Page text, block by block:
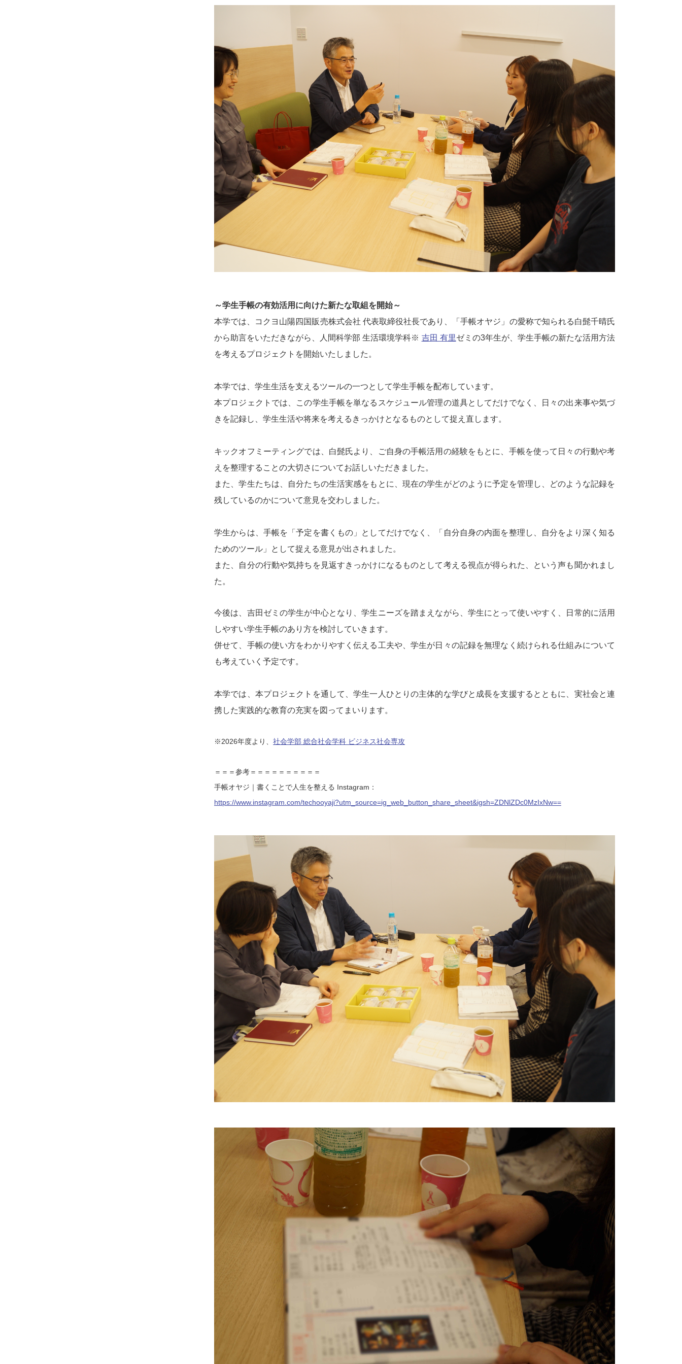
～学生手帳の有効活用に向けた新たな取組を開始～
本学では、コクヨ山陽四国販売株式会社 代表取締役社長であり、「手帳オヤジ」の愛称で知られる白髭千晴氏
から助言をいただきながら、人間科学部 生活環境学科※ 吉田 有里ゼミの3年生が、学生手帳の新たな活用方法
を考えるプロジェクトを開始いたしました。
本学では、学生生活を支えるツールの一つとして学生手帳を配布しています。
本プロジェクトでは、この学生手帳を単なるスケジュール管理の道具としてだけでなく、日々の出来事や気づ
きを記録し、学生生活や将来を考えるきっかけとなるものとして捉え直します。
キックオフミーティングでは、白髭氏より、ご自身の手帳活用の経験をもとに、手帳を使って日々の行動や考
えを整理することの大切さについてお話しいただきました。
また、学生たちは、自分たちの生活実感をもとに、現在の学生がどのように予定を管理し、どのような記録を
残しているのかについて意見を交わしました。
学生からは、手帳を「予定を書くもの」としてだけでなく、「自分自身の内面を整理し、自分をより深く知る
ためのツール」として捉える意見が出されました。
また、自分の行動や気持ちを見返すきっかけになるものとして考える視点が得られた、という声も聞かれまし
た。
今後は、吉田ゼミの学生が中心となり、学生ニーズを踏まえながら、学生にとって使いやすく、日常的に活用
しやすい学生手帳のあり方を検討していきます。
併せて、手帳の使い方をわかりやすく伝える工夫や、学生が日々の記録を無理なく続けられる仕組みについて
も考えていく予定です。
本学では、本プロジェクトを通して、学生一人ひとりの主体的な学びと成長を支援するとともに、実社会と連
携した実践的な教育の充実を図ってまいります。
※2026年度より、 社会学部 総合社会学科 ビジネス社会専攻
＝＝＝参考＝＝＝＝＝＝＝＝＝＝
手帳オヤジ｜書くことで人生を整える Instagram：
https://www.instagram.com/techooyaji?utm_source=ig_web_button_share_sheet&igsh=ZDNlZDc0MzIxNw==